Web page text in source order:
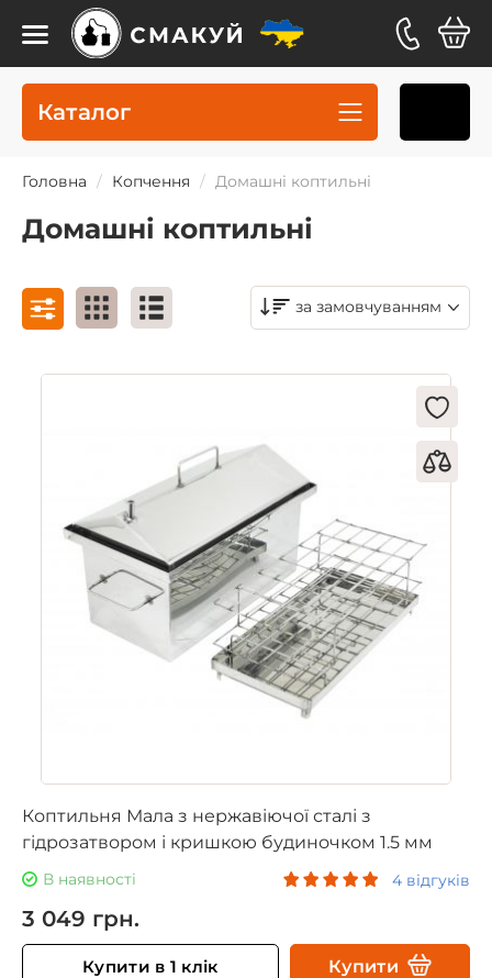
Каталог
Головна Копчення Домашні коптильні
Домашні коптильні
за замовчуванням
Коптильня Мала з нержавіючої сталі з
гідрозатвором і кришкою будиночком 1.5 мм
В наявності 4 відгуків
3 049 грн.
Купити в 1 клік Купити